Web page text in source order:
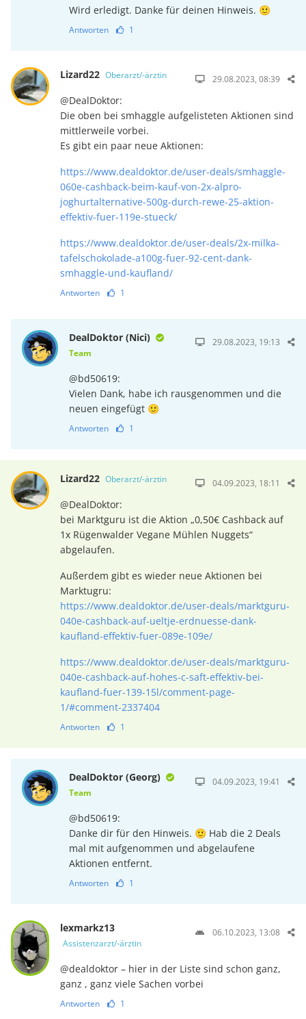
Wird erledigt. Danke für deinen Hinweis. 🙂
Antworten 1
Lizard22 Oberarzt/-ärztin 29.08.2023, 08:39
@DealDoktor:
Die oben bei smhaggle aufgelisteten Aktionen sind
mittlerweile vorbei.
Es gibt ein paar neue Aktionen:
https://www.dealdoktor.de/user-deals/smhaggle-
060e-cashback-beim-kauf-von-2x-alpro-
joghurtalternative-500g-durch-rewe-25-aktion-
effektiv-fuer-119e-stueck/
https://www.dealdoktor.de/user-deals/2x-milka-
tafelschokolade-a100g-fuer-92-cent-dank-
smhaggle-und-kaufland/
Antworten 1
DealDoktor (Nici)
Team
29.08.2023, 19:13
@bd50619:
Vielen Dank, habe ich rausgenommen und die
neuen eingefügt 🙂
Antworten 1
Lizard22 Oberarzt/-ärztin 04.09.2023, 18:11
@DealDoktor:
bei Marktguru ist die Aktion „0,50€ Cashback auf
1x Rügenwalder Vegane Mühlen Nuggets“
abgelaufen.
Außerdem gibt es wieder neue Aktionen bei
Marktugru:
https://www.dealdoktor.de/user-deals/marktguru-
040e-cashback-auf-ueltje-erdnuesse-dank-
kaufland-effektiv-fuer-089e-109e/
https://www.dealdoktor.de/user-deals/marktguru-
040e-cashback-auf-hohes-c-saft-effektiv-bei-
kaufland-fuer-139-15l/comment-page-
1/#comment-2337404
Antworten 1
DealDoktor (Georg)
Team
04.09.2023, 19:41
@bd50619:
Danke dir für den Hinweis. 🙂 Hab die 2 Deals
mal mit aufgenommen und abgelaufene
Aktionen entfernt.
Antworten 1
lexmarkz13
Assistenzarzt/-ärztin
06.10.2023, 13:08
@dealdoktor – hier in der Liste sind schon ganz,
ganz , ganz viele Sachen vorbei
Antworten 1